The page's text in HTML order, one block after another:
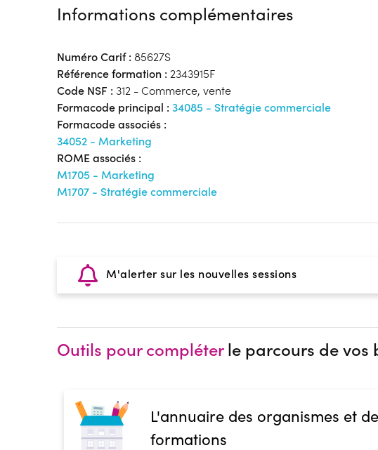
Restauration :Pas de restauration
Transport :Pas de transport
Informations complémentaires
Numéro Carif : 85627S
Référence formation : 2343915F
Code NSF : 312 - Commerce, vente
Formacode principal : 34085 - Stratégie commerciale
Formacode associés :
34052 - Marketing
ROME associés :
M1705 - Marketing
M1707 - Stratégie commerciale
M'alerter sur les nouvelles sessions
Outils pour compléterle parcours de vos
L'annuaire des organismes et
formations